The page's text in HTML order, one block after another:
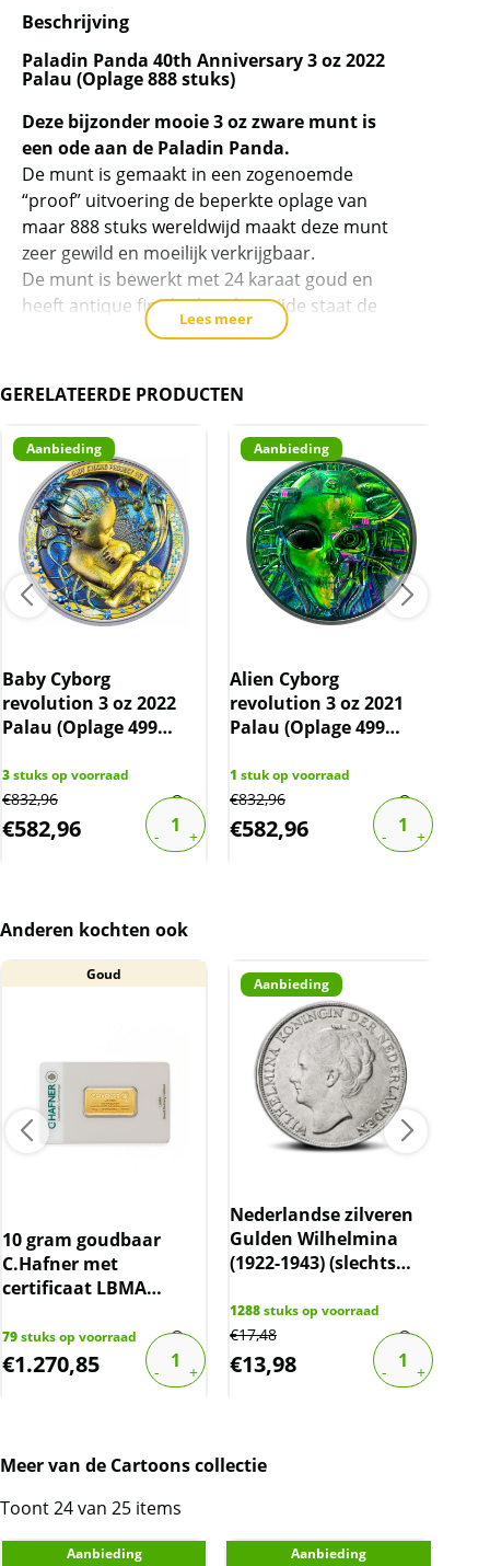
de
wachtlijst
voor
product
toe
te
voegen
Beschrijving
Paladin Panda 40th Anniversary 3 oz 2022
Palau (Oplage 888 stuks)
Deze bijzonder mooie 3 oz zware munt is
een ode aan de Paladin Panda.
De munt is gemaakt in een zogenoemde
“proof” uitvoering de beperkte oplage van
maar 888 stuks wereldwijd maakt deze munt
zeer gewild en moeilijk verkrijgbaar.
De munt is bewerkt met 24 karaat goud en
heeft antique finish, de achterzijde staat de
tempel van de hemel afgebeeld, deze staat in
Levering:
bijbehorend capsule met daarom heen een
zicht box, uiteraard komt deze munt ook met
certificaat.
Kwaliteit:
De munten worden uit eigen voorraad
geleverd.
Dit product wordt onder de margeregel
verhandeld. Dit houdt in dat wij btw afdragen
over de marge die wij behalen op dit product.
factuur vermeld worden. De prijs op de
website is inclusief btw.
Lees meer
GERELATEERDE PRODUCTEN
Aanbieding
Baby Cyborg
revolution 3 oz 2022
Palau (Oplage 499
3stuks op voorraad
€832,96
€582,96
Aanbieding
Alien Cyborg
revolution 3 oz 2021
Palau (Oplage 499
1 stuk op voorraad
€832,96
€582,96
Anderen kochten ook
Goud
10 gram goudbaar
C.Hafner met
certificaat LBMA
79stuks op voorraad
€1.270,85
Aanbieding
Nederlandse zilveren
Gulden Wilhelmina
(1922-1943) (slechts
1288stuks op voorraad
€17,48
€13,98
Meer van de Cartoons collectie
Toont 24 van 25 items
Aanbieding Aanbieding